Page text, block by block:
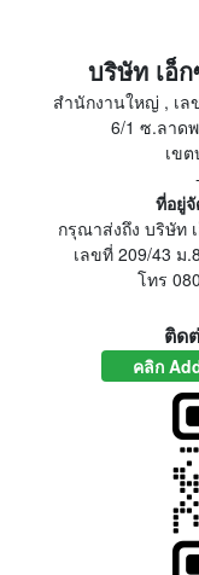
บริษัท เอ็
สำนักงานใหญ่ , เล
6/1 ซ.ลาด
เข
ที่อยู่
กรุณาส่งถึง บริษัท
เลขที่ 209/43 ม
โทร
ติด
คลิก